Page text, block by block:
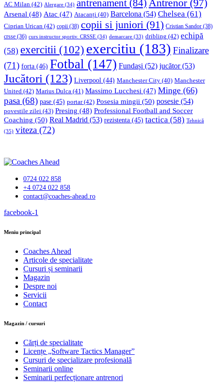
AC Milan (42) Alergare (34) antrenament (84) Antrenor(97)
Arsenal (48) Atac (47) Atacanți (40) Barcelona (54) Chelsea (61)
Ciprian Urican (42) copii (38) copii si juniori (91) Cristian Sandor (38)
crsse (36) curs instructor sportiv. CRSSE (34) demarcare (33) dribling (42) echipă
(58) exercitii (102) exercitiu (183) Finalizare
(71) forta (46) Fotbal (147) Fundași (52) jucător(53)
Jucători (123) Liverpool (44) Manchester City (40) Manchester
United (42) Marius Dulca (41) Massimo Lucchesi (47) Minge (66)
pasa (68) pase (45) portar(42) Posesia mingii (50) posesie (54)
povestile zilei (43) Presing (48) Professional Football and Soccer
Coaching (50) Real Madrid (53) rezistenta (45) tactica (58) Tehnică
(35) viteza (72)
0724 022 858
+4 0724 022 858
contact@coaches-ahead.ro
facebook-1
Meniu principal
Coaches Ahead
Articole de specialitate
Cursuri și seminarii
Magazin
Despre noi
Servicii
Contact
Magazin / cursuri
Cărți de specialitate
Licențe „Software Tactics Manager”
Cursuri de specializare profesională
Seminarii online
Seminarii perfecționare antrenori